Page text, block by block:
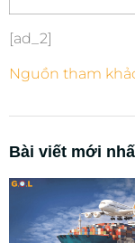
[ad_2]
Nguồn tham
Bài viết mới